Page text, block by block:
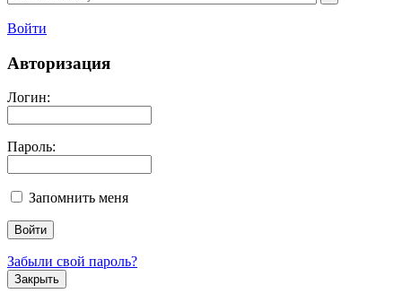
Войти
Авторизация
Логин:
Пароль:
Запомнить меня
Забыли свой пароль?
Закрыть